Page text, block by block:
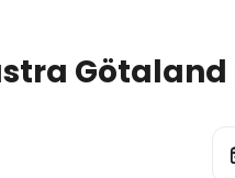
Götaland